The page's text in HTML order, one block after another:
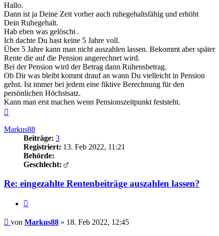
Hallo.
Dann ist ja Deine Zeit vorher auch ruhegehaltsfähig und erhöht
Dein Ruhegehalt.
Hab eben was gelöscht .
Ich dachte Du hast keine 5 Jahre voll.
Über 5 Jahre kann man nicht auszahlen lassen. Bekommt aber später
Rente die auf die Pension angerechnet wird.
Bei der Pension wird der Betrag dann Ruhensbetrag.
Ob Dir was bleibt kommt drauf an wann Du vielleicht in Pension
gehst. Ist immer bei jedem eine fiktive Berechnung für den
persönlichen Höchstsatz.
Kann man erst machen wenn Pensionszeitpunkt feststeht.
Markus88
Beiträge: 3
Registriert: 13. Feb 2022, 11:21
Behörde:
Geschlecht:
Re: eingezahlte Rentenbeiträge auszahlen lassen?
Beitrag
von Markus88 » 18. Feb 2022, 12:45